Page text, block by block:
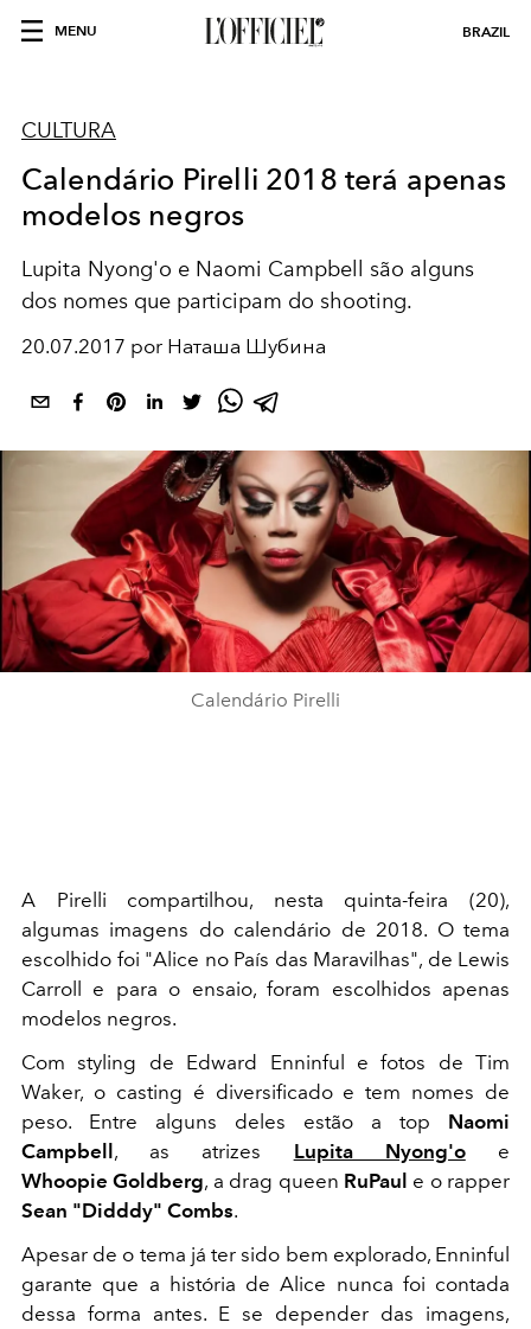
MENU BRAZIL
CULTURA
Calendário Pirelli 2018 terá apenas
modelos negros
Lupita Nyong'o e Naomi Campbell são alguns
dos nomes que participam do shooting.
20.07.2017 por Наташа Шубина
Calendário Pirelli
A Pirelli compartilhou, nesta quinta-feira (20),
algumas imagens do calendário de 2018. O tema
escolhido foi "Alice no País das Maravilhas", de Lewis
Carroll e para o ensaio, foram escolhidos apenas
modelos negros.
Com styling de Edward Enninful e fotos de Tim
Waker, o casting é diversificado e tem nomes de
peso. Entre alguns deles estão a top Naomi
Campbell, as atrizes Lupita Nyong'oe
Whoopie Goldberg, a drag queen RuPaul e o rapper
Sean "Didddy" Combs.
Apesar de o tema já ter sido bem explorado, Enninful
garante que a história de Alice nunca foi contada
dessa forma antes. E se depender das imagens,